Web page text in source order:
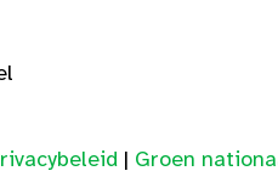
| Groen